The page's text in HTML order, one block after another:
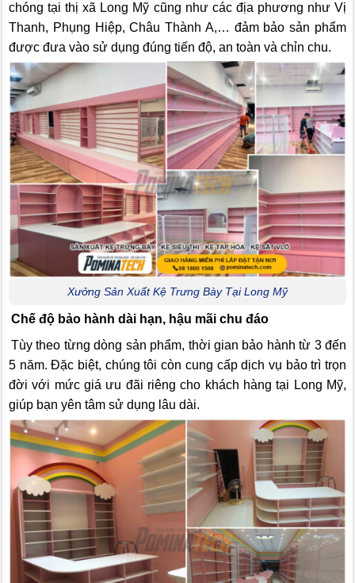
chóng tại thị xã Long Mỹ cũng như các địa phương như Vị
Thanh, Phụng Hiệp, Châu Thành A,… đảm bảo sản phẩm
được đưa vào sử dụng đúng tiến độ, an toàn và chỉn chu.
Xưởng Sản Xuất Kệ Trưng Bày Tại Long Mỹ
Chế độ bảo hành dài hạn, hậu mãi chu đáo
Tùy theo từng dòng sản phẩm, thời gian bảo hành từ 3 đến
5 năm. Đặc biệt, chúng tôi còn cung cấp dịch vụ bảo trì trọn
đời với mức giá ưu đãi riêng cho khách hàng tại Long Mỹ,
giúp bạn yên tâm sử dụng lâu dài.